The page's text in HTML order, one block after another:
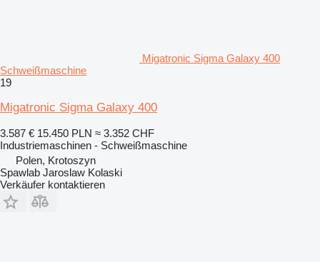
Migatronic Sigma Galaxy 400
Schweißmaschine
19
Migatronic Sigma Galaxy 400
3.587 € 15.450 PLN ≈ 3.352 CHF
Industriemaschinen - Schweißmaschine
Polen, Krotoszyn
Spawlab Jaroslaw Kolaski
Verkäufer kontaktieren